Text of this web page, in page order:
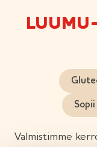
Valmistimme